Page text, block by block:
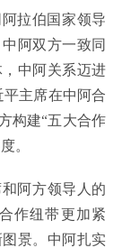
拉伯国家领导
阿双方一致同
中阿关系迈进
平主席在中阿合
构建“五大合作
。
阿方领导人的
作纽带更加紧
景。中阿扎实